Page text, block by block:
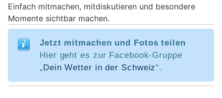
Einfach mitmachen, mitdiskutieren und besondere
Momente sichtbar machen.
Jetzt mitmachen und Fotos teilen
Hier geht es zur Facebook-Gruppe
„Dein Wetter in der Schweiz“.